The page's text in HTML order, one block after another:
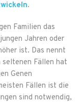
.
Familien das
Jahren oder
ist. Das nennt
seltenen Fällen hat
Genen
Fällen ist die
sind notwendig,